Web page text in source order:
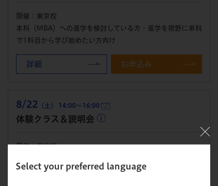
Select your preferred language
開催：東京校
本科（MBA）への進学を検討している方・進学を視野に単科
で1科目から学び始めたい方向け
詳細 お申込み
8/22 （土） 14:00～16:00
体験クラス＆説明会
開催：東京校
で1科目から学び始めたい方向け